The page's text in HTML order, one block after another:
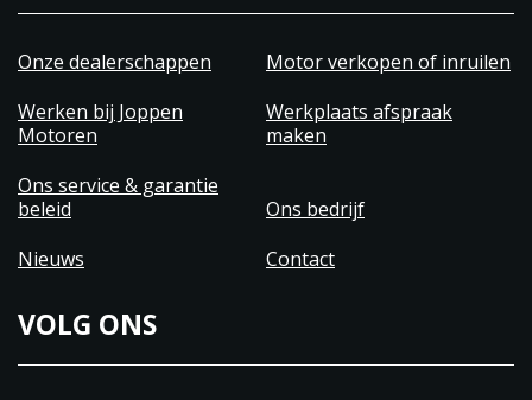
Onze dealerschappen
Motor verkopen of inruilen
Werken bij Joppen
Motoren
Werkplaats afspraak
maken
Ons service & garantie
beleid
Ons bedrijf
Nieuws
Contact
VOLG ONS